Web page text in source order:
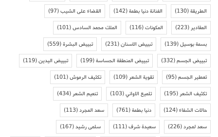
الطريقة(130) الفنانة دنيا بطمة(142) القضاء على الشيب(97)
المقادير(223) المكونات(116) الملك محمد السادس(101)
بسمة بوسيل(139) تبييض الاسنان(231) تبييض البشرة(559)
تبييض الجسم(332) تبييض المنطقة الحساسة(199) تبييض اليدين(119)
تعطير الجسم(95) تقوية الشعر(109) تكثيف الرموش(101)
تكثيف الشعر(195) تلميع الاواني(103) تنعيم الشعر(434)
حالات الشفاء(124) دنيا بطمة(761) سعد المجرد(113)
سعد لمجرد(226) سعيدة شرف(111) سلمى رشيد(167)